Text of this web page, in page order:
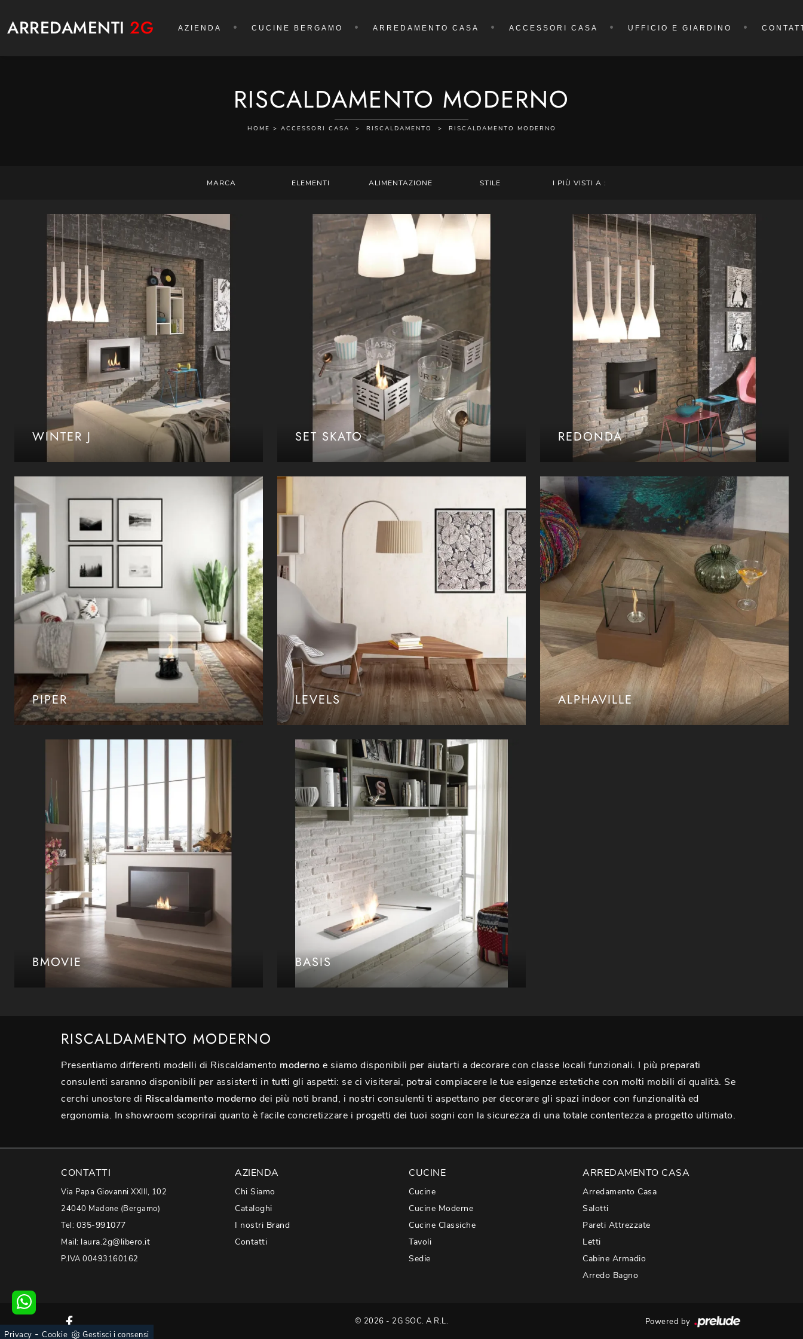
ARREDAMENTI 2G AZIENDA CUCINE BERGAMO ARREDAMENTO CASA ACCESSORI CASA UFFICIO E GIARDINO
RISCALDAMENTO MODERNO
HOME > ACCESSORI CASA > RISCALDAMENTO > RISCALDAMENTO MODERNO
MARCA ELEMENTI ALIMENTAZIONE STILE I PIÙ VISTI A :
WINTER J SET SKATO REDONDA
PIPER LEVELS ALPHAVILLE
BMOVIE BASIS
RISCALDAMENTO MODERNO
Presentiamo differenti modelli di Riscaldamento moderno e siamo disponibili per aiutarti a decorare con classe locali funzionali. I più preparati
consulenti saranno disponibili per assisterti in tutti gli aspetti: se ci visiterai, potrai compiacere le tue esigenze estetiche con molti mobili di qualità. Se
cerchi unostore di Riscaldamento moderno dei più noti brand, i nostri consulenti ti aspettano per decorare gli spazi indoor con funzionalità ed
ergonomia. In showroom scoprirai quanto è facile concretizzare i progetti dei tuoi sogni con la sicurezza di una totale contentezza a progetto ultimato.
CONTATTI
Via Papa Giovanni XXIII, 102
24040 Madone (Bergamo)
Tel: 035-991077
Mail: laura.2g@libero.it
P.IVA 00493160162
AZIENDA
Chi Siamo
Cataloghi
I nostri Brand
Contatti
CUCINE
Cucine
Cucine Moderne
Cucine Classiche
Tavoli
Sedie
ARREDAMENTO CASA
Arredamento Casa
Salotti
Pareti Attrezzate
Letti
Cabine Armadio
Arredo Bagno
© 2026 - 2G SOC. A R.L.
Powered by
Privacy - Cookie Gestisci i consensi